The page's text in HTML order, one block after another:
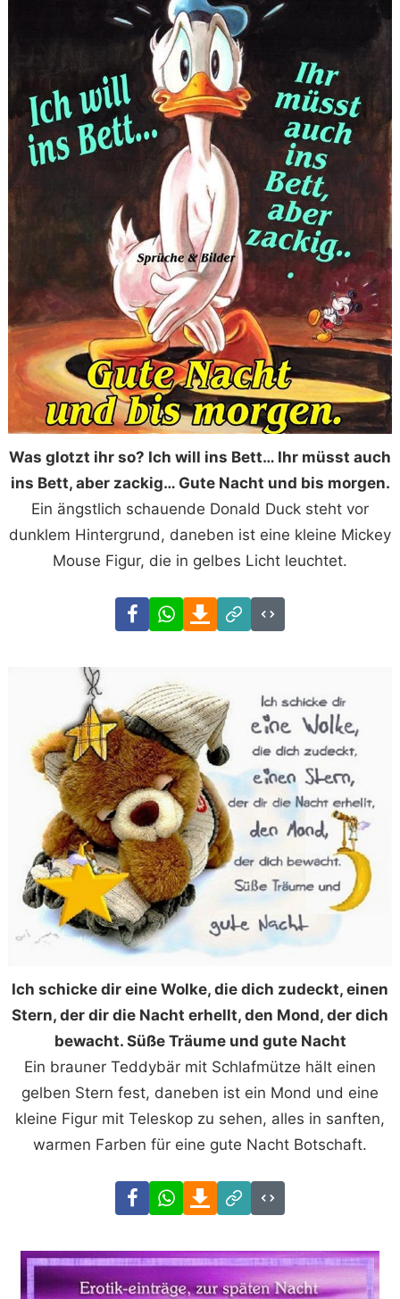
Was glotzt ihr so? Ich will ins Bett… Ihr müsst auch
ins Bett, aber zackig… Gute Nacht und bis morgen.
Ein ängstlich schauende Donald Duck steht vor
dunklem Hintergrund, daneben ist eine kleine Mickey
Mouse Figur, die in gelbes Licht leuchtet.
FacebookWhatsAppDownload
Link
Code
Ich schicke dir eine Wolke, die dich zudeckt, einen
Stern, der dir die Nacht erhellt, den Mond, der dich
bewacht. Süße Träume und gute Nacht
Ein brauner Teddybär mit Schlafmütze hält einen
gelben Stern fest, daneben ist ein Mond und eine
kleine Figur mit Teleskop zu sehen, alles in sanften,
warmen Farben für eine gute Nacht Botschaft.
FacebookWhatsAppDownload
Link
Code